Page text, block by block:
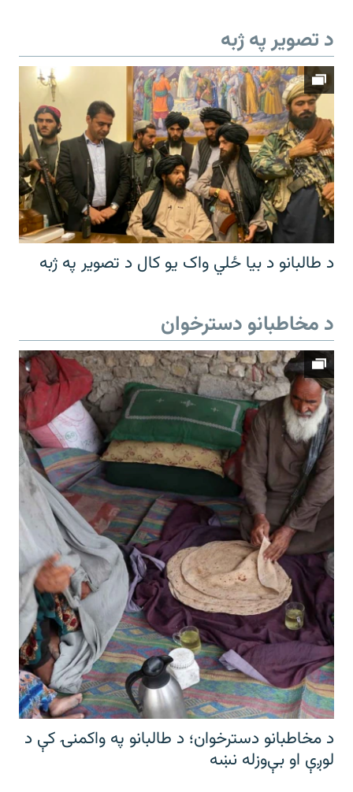
د تصویر په ژبه
د طالبانو د بیا ځلي واک یو کال د تصویر په ژبه
د مخاطبانو دسترخوان
د مخاطبانو دسترخوان؛ د طالبانو په واکمنۍ کې د
لوږې او بې‌وزله نښه